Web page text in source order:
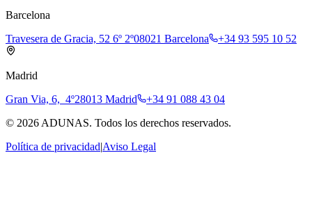
Barcelona
Travesera de Gracia, 52 6º 2º08021 Barcelona +34 93 595 10 52
Madrid
Gran Via, 6, 4º28013 Madrid
+34 91 088 43 04
© 2026 ADUNAS. Todos los derechos reservados.
Política de privacidad|Aviso Legal